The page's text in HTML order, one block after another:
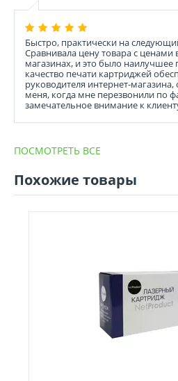
Быстро, практически на
Сравнивала цену товара с ценами
магазинах, и это было
качество печати картриджей
руководителя интернет-
меня, когда мне перезвонили по
замечательное внимание к
ПОСМОТРЕТЬ ВСЕ
Похожие товары